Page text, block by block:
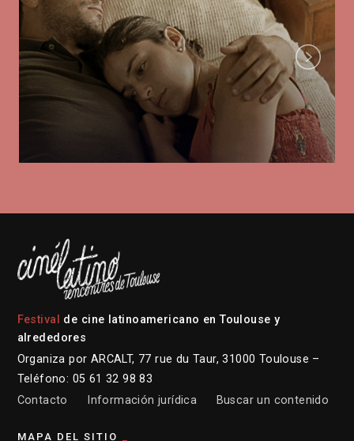
Next
Festival
de cine latinoamericano en Toulouse y
alrededores
Organiza por ARCALT, 77 rue du Taur, 31000 Toulouse –
Teléfono: 05 61 32 98 83
Contacto
Información jurídica Buscar un contenido
MAPA DEL SITIO